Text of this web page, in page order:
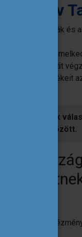
Innovatív
az óvodák
a
nevelő munkát
program értékeit
nemzeti irodák
és 2027 között.
biztosító